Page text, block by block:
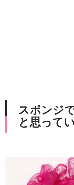
スポンジ
と思って